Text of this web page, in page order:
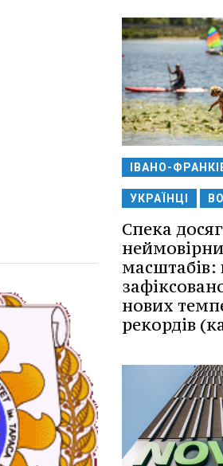
ІВАНО-
УКРАЇНЦІ
Спека
масштабів:
нових
рекордів